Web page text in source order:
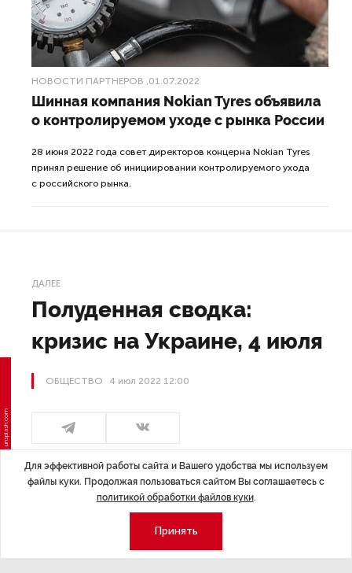
НОВОСТИ ПАРТНЕРОВ ,01.07.2022
Шинная компания Nokian Tyres объявила
о контролируемом уходе с рынка России
28 июня 2022 года совет директоров концерна Nokian Tyres
принял решение об инициировании контролируемого ухода
с российского рынка.
ДАЛЕЕ
Полуденная сводка:
кризис на Украине, 4 июля
ОБЩЕСТВО 4 июл 2022 12:00
Для эффективной работы сайта и Вашего удобства мы используем
файлы куки. Продолжая пользоваться сайтом Вы соглашаетесь с
политикой обработки файлов куки.
Принять